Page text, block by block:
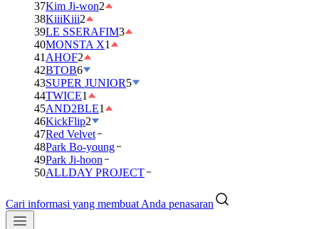
37Kim Ji-won2
38KiiiKiii2
39LE SSERAFIM3
40MONSTA X1
41 AHOF2
42BTOB6
43SUPER JUNIOR5
44TWICE1
45AND2BLE1
46KickFlip2
47Red Velvet
48Park Bo-young
49Park Ji-hoon
50ALLDAY PROJECT
Cari informasi yang membuat Anda penasaran